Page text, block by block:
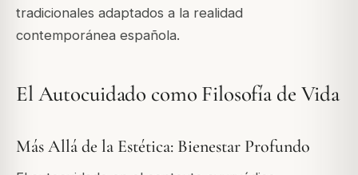
tradicionales adaptados a la realidad
contemporánea española.
El Autocuidado como Filosofía de Vida
Más Allá de la Estética: Bienestar Profundo